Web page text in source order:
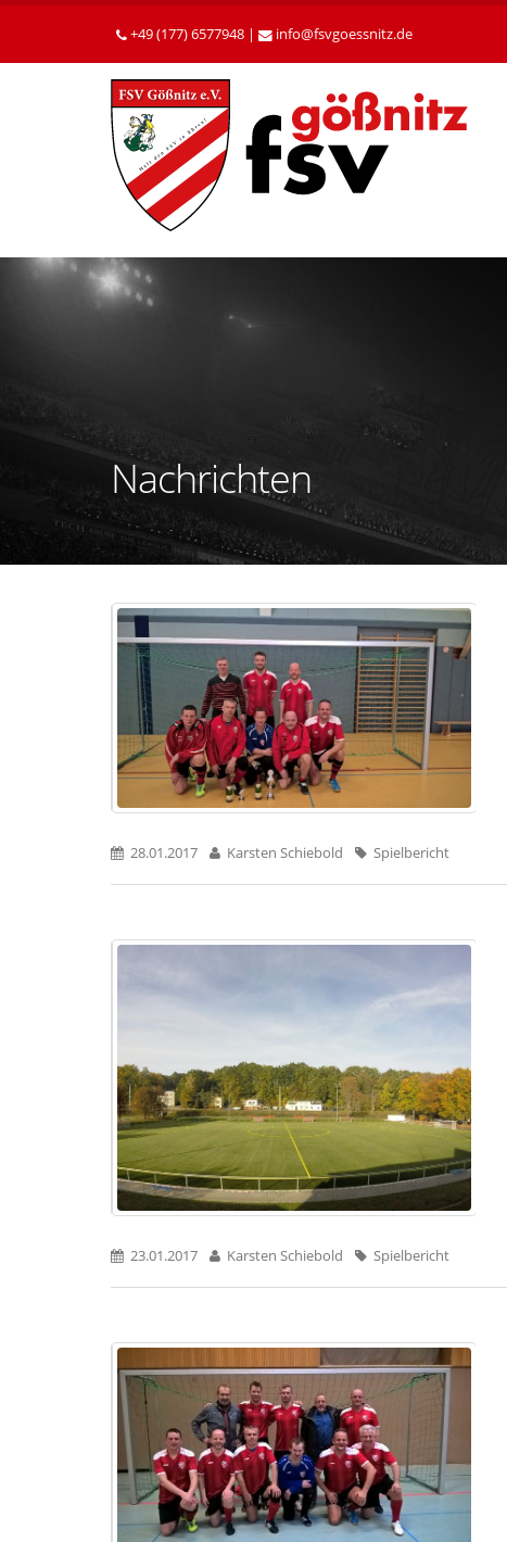
Betätigen
die
+49 (177) 6577948 | info fsvgoessnitzde
Nachrichten
28.01.2017 Karsten Schiebold Spielbericht
23.01.2017 Karsten Schiebold Spielbericht